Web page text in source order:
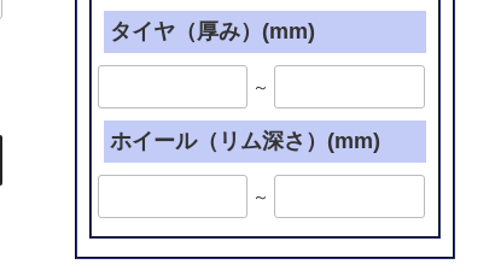
タイヤ（厚み）(mm)
～
ホイール（リム深さ）(mm)
～